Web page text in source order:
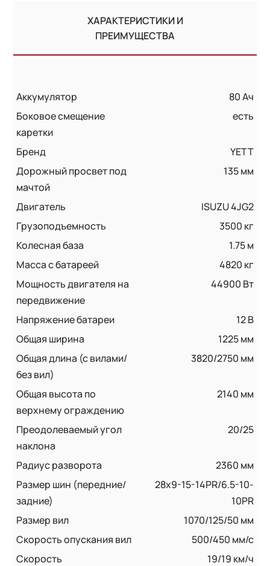
ХАРАКТЕРИСТИКИ И
ПРЕИМУЩЕСТВА
Аккумулятор
80 Ач
Боковое смещение
каретки
есть
Бренд
YETT
Дорожный просвет под
мачтой
135 мм
Двигатель
ISUZU 4JG2
Грузоподъемность
3500 кг
Колесная база
1.75 м
Масса с батареей
4820 кг
Мощность двигателя на
передвижение
44900 Вт
Напряжение батареи
12 B
Общая ширина
1225 мм
Общая длина (с вилами/
без вил)
3820/2750 мм
Общая высота по
верхнему ограждению
2140 мм
Преодолеваемый угол
наклона
20/25
Радиус разворота
2360 мм
Размер шин (передние/
задние)
28x9-15-14PR/6.5-10-
10PR
Размер вил
1070/125/50 мм
Скорость опускания вил
500/450 мм/с
Скорость
19/19 км/ч